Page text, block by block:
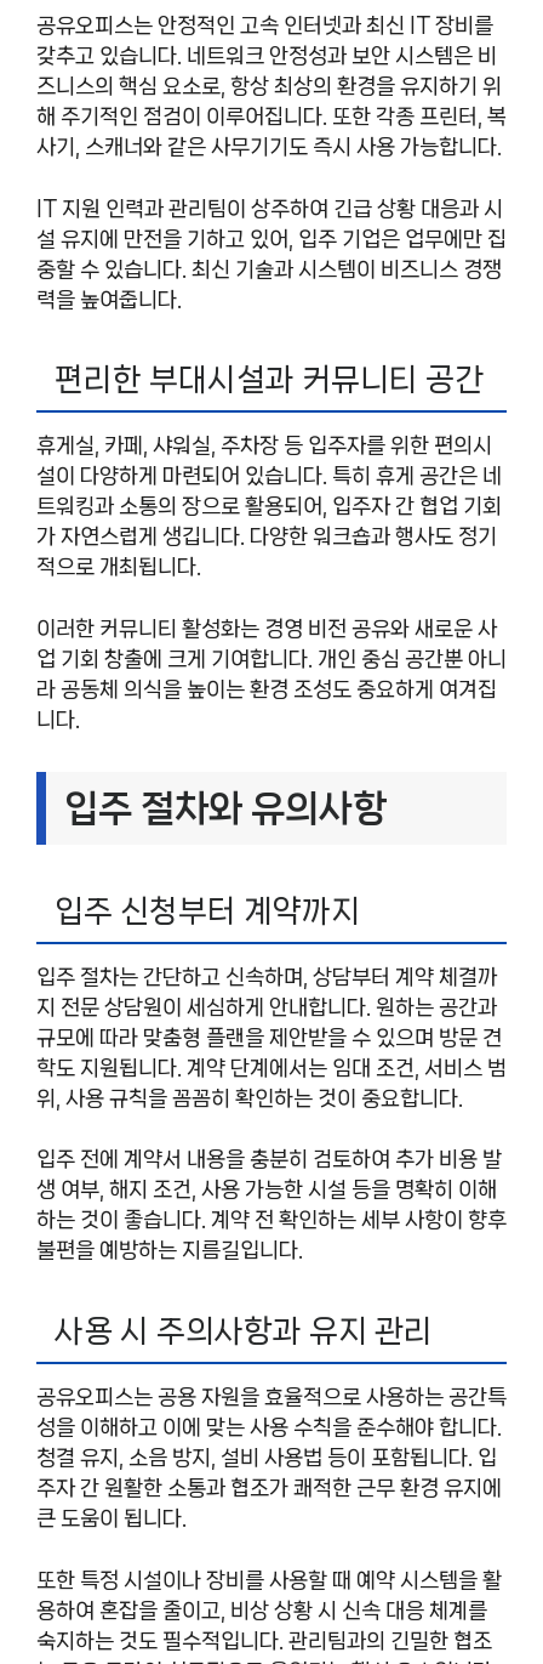
공유오피스는 안정적인 고속 인터넷과 최신 IT 장비를
갖추고 있습니다. 네트워크 안정성과 보안 시스템은 비
즈니스의 핵심 요소로, 항상 최상의 환경을 유지하기 위
해 주기적인 점검이 이루어집니다. 또한 각종 프린터, 복
사기, 스캐너와 같은 사무기기도 즉시 사용 가능합니다.
IT 지원 인력과 관리팀이 상주하여 긴급 상황 대응과 시
설 유지에 만전을 기하고 있어, 입주 기업은 업무에만 집
중할 수 있습니다. 최신 기술과 시스템이 비즈니스 경쟁
력을 높여줍니다.
편리한 부대시설과 커뮤니티 공간
휴게실, 카페, 샤워실, 주차장 등 입주자를 위한 편의시
설이 다양하게 마련되어 있습니다. 특히 휴게 공간은 네
트워킹과 소통의 장으로 활용되어, 입주자 간 협업 기회
가 자연스럽게 생깁니다. 다양한 워크숍과 행사도 정기
적으로 개최됩니다.
이러한 커뮤니티 활성화는 경영 비전 공유와 새로운 사
업 기회 창출에 크게 기여합니다. 개인 중심 공간뿐 아니
라 공동체 의식을 높이는 환경 조성도 중요하게 여겨집
니다.
입주 절차와 유의사항
입주 신청부터 계약까지
입주 절차는 간단하고 신속하며, 상담부터 계약 체결까
지 전문 상담원이 세심하게 안내합니다. 원하는 공간과
규모에 따라 맞춤형 플랜을 제안받을 수 있으며 방문 견
학도 지원됩니다. 계약 단계에서는 임대 조건, 서비스 범
위, 사용 규칙을 꼼꼼히 확인하는 것이 중요합니다.
입주 전에 계약서 내용을 충분히 검토하여 추가 비용 발
생 여부, 해지 조건, 사용 가능한 시설 등을 명확히 이해
하는 것이 좋습니다. 계약 전 확인하는 세부 사항이 향후
불편을 예방하는 지름길입니다.
사용 시 주의사항과 유지 관리
공유오피스는 공용 자원을 효율적으로 사용하는 공간특
성을 이해하고 이에 맞는 사용 수칙을 준수해야 합니다.
청결 유지, 소음 방지, 설비 사용법 등이 포함됩니다. 입
주자 간 원활한 소통과 협조가 쾌적한 근무 환경 유지에
큰 도움이 됩니다.
또한 특정 시설이나 장비를 사용할 때 예약 시스템을 활
용하여 혼잡을 줄이고, 비상 상황 시 신속 대응 체계를
숙지하는 것도 필수적입니다. 관리팀과의 긴밀한 협조